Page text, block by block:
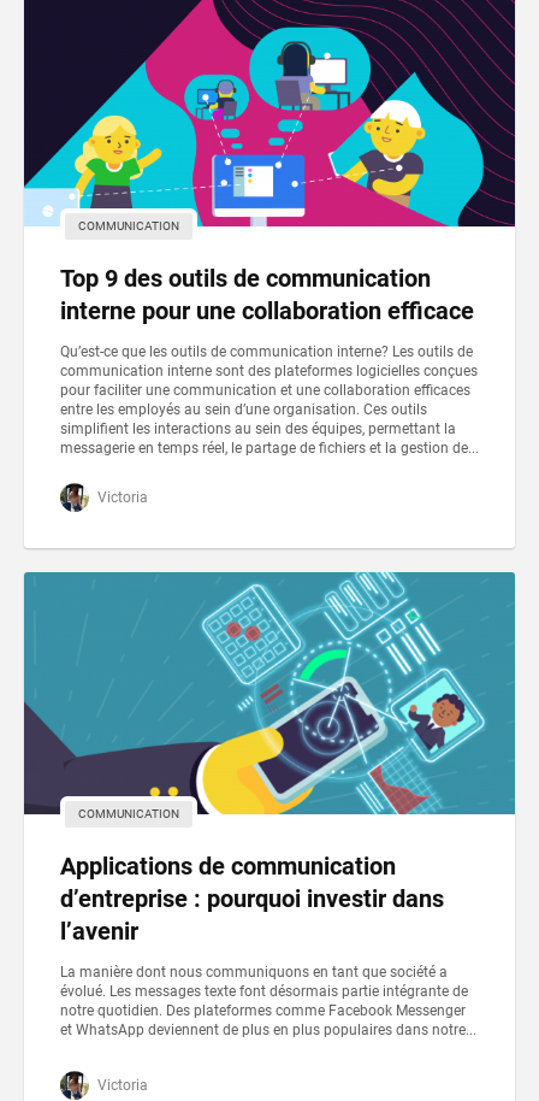
COMMUNICATION
Top 9 des outils de communication
interne pour une collaboration efficace
Qu’est-ce que les outils de communication interne? Les outils de
communication interne sont des plateformes logicielles conçues
pour faciliter une communication et une collaboration efficaces
entre les employés au sein d’une organisation. Ces outils
simplifient les interactions au sein des équipes, permettant la
messagerie en temps réel, le partage de fichiers et la gestion de...
Victoria
COMMUNICATION
Applications de communication
d’entreprise : pourquoi investir dans
l’avenir
La manière dont nous communiquons en tant que société a
évolué. Les messages texte font désormais partie intégrante de
notre quotidien. Des plateformes comme Facebook Messenger
et WhatsApp deviennent de plus en plus populaires dans notre...
Victoria